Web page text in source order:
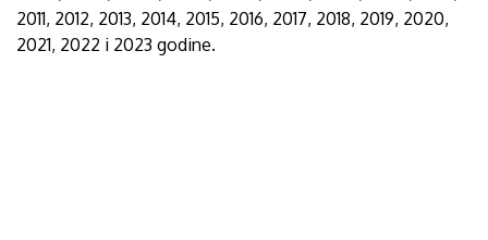
2011, 2012, 2013, 2014, 2015, 2016, 2017, 2018, 2019, 2020,
2021, 2022 i 2023 godine.